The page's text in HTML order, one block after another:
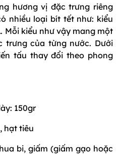
hương vị đặc trưng riêng
nhiều loại bít tết như: kiểu
Mỗi kiểu như vậy mang một
trưng của từng nước. Dưới
tấu thay đổi theo phong
150gr
hạt tiêu
bi, giấm (giấm gạo hoặc